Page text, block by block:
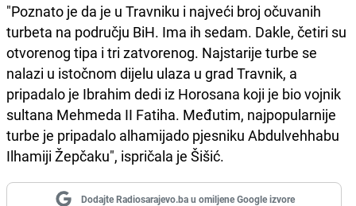
"Poznato je da je u Travniku i najveći broj očuvanih
turbeta na području BiH. Ima ih sedam. Dakle, četiri su
otvorenog tipa i tri zatvorenog. Najstarije turbe se
nalazi u istočnom dijelu ulaza u grad Travnik, a
pripadalo je Ibrahim dedi iz Horosana koji je bio vojnik
sultana Mehmeda II Fatiha. Međutim, najpopularnije
turbe je pripadalo alhamijado pjesniku Abdulvehhabu
Ilhamiji Žepčaku", ispričala je Šišić.
Dodajte Radiosarajevo.ba u omiljene Google izvore